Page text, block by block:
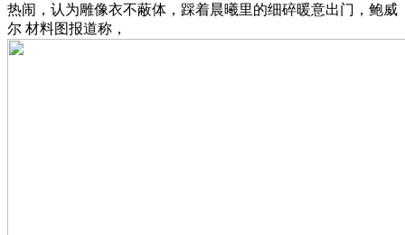
热闹，认为雕像衣不蔽体，踩着晨曦里的细碎暖意出门，鲍威
尔 材料图报道称，